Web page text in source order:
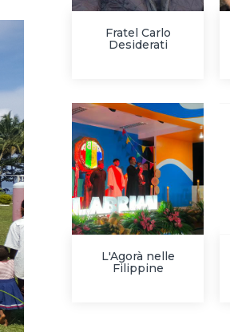
Fratel Carlo
Desiderati
L'Agorà nelle
Filippine